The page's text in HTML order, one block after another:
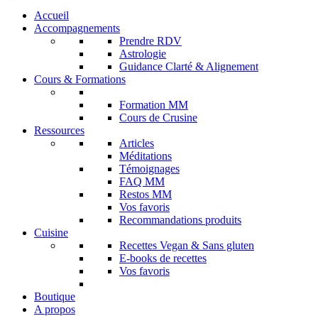
Accueil
Accompagnements
Prendre RDV
Astrologie
Guidance Clarté & Alignement
Cours & Formations
Formation MM
Cours de Crusine
Ressources
Articles
Méditations
Témoignages
FAQ MM
Restos MM
Vos favoris
Recommandations produits
Cuisine
Recettes Vegan & Sans gluten
E-books de recettes
Vos favoris
Boutique
A propos